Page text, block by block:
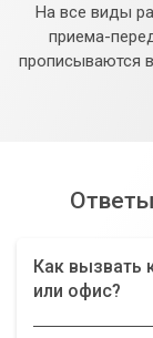
На все виды
приема-
прописываются
Как вызвать
или офис?